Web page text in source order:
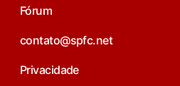
Fórum
contato@spfc.net
Privacidade